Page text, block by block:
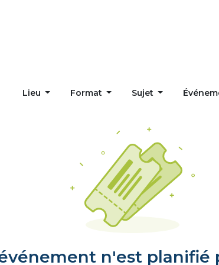
Lieu Format Sujet
n'est planifié